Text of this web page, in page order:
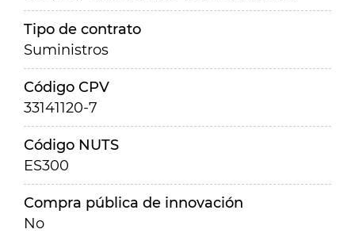
Tipo de contrato
Suministros
Código CPV
33141120-7
Código NUTS
ES300
Compra pública de innovación
No